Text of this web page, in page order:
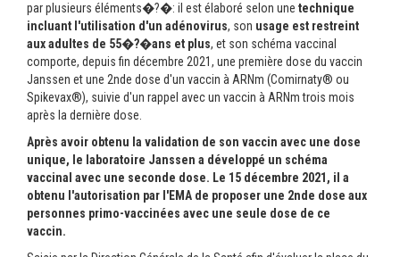
par plusieurs éléments�?�: il est élaboré selon une technique
incluant l'utilisation d'un adénovirus, son usage est restreint
aux adultes de 55�?�ans et plus, et son schéma vaccinal
comporte, depuis fin décembre 2021, une première dose du vaccin
Janssen et une 2nde dose d'un vaccin à ARNm (Comirnaty® ou
Spikevax®), suivie d'un rappel avec un vaccin à ARNm trois mois
après la dernière dose.
Après avoir obtenu la validation de son vaccin avec une dose
unique, le laboratoire Janssen a développé un schéma
vaccinal avec une seconde dose. Le 15 décembre 2021, il a
obtenu l'autorisation par l'EMA de proposer une 2nde dose aux
personnes primo-vaccinées avec une seule dose de ce
vaccin.